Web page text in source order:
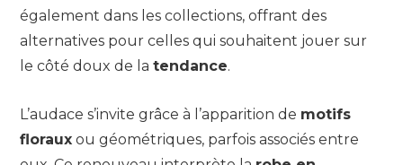
également dans les collections, offrant des
alternatives pour celles qui souhaitent jouer sur
le côté doux de la tendance.
L’audace s’invite grâce à l’apparition de motifs
floraux ou géométriques, parfois associés entre